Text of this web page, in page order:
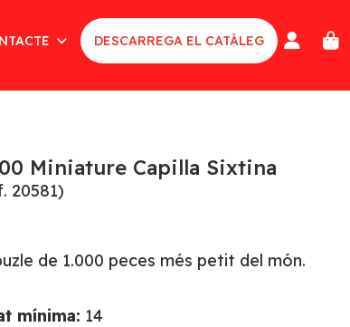
DESCARREGA EL CATÀLEG
Miniature Capilla Sixtina
20581)
de 1.000 peces més petit del món.
mínima: 14